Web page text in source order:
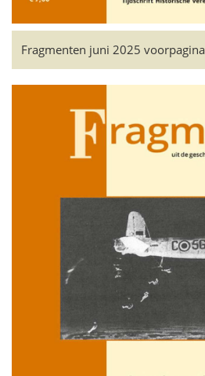
Fragmenten juni 2025 voorpagina